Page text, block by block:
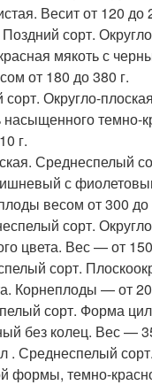
Весит от 120 до
сорт.
мякоть с
от 180 до 380 г.
Округло-
насыщенного темно-
г.
Среднеспелый
с
весом от 300 до
сорт.
цвета. Вес — от
сорт.
Корнеплоды — от
сорт. Форма
без колец. Вес —
. Среднеспелый сорт.
формы, темно-